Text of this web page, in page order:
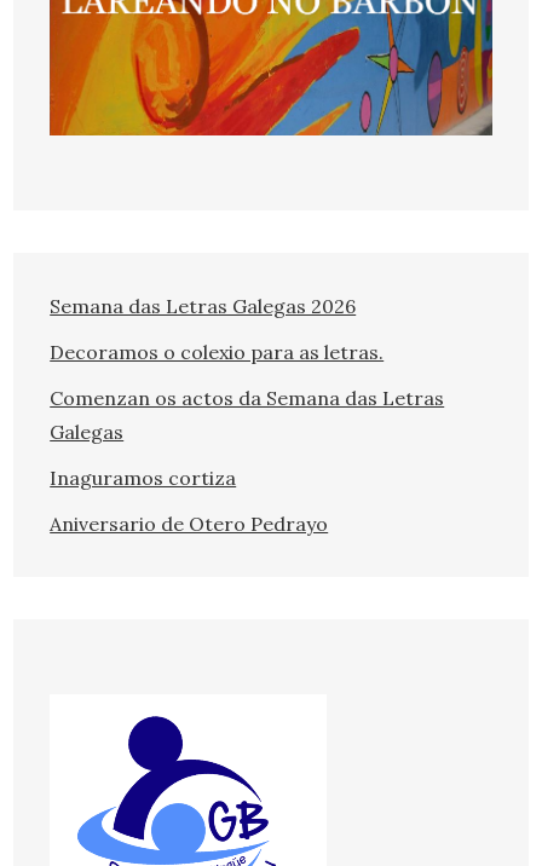
Semana das Letras Galegas 2026
Decoramos o colexio para as letras.
Comenzan os actos da Semana das Letras
Galegas
Inaguramos cortiza
Aniversario de Otero Pedrayo